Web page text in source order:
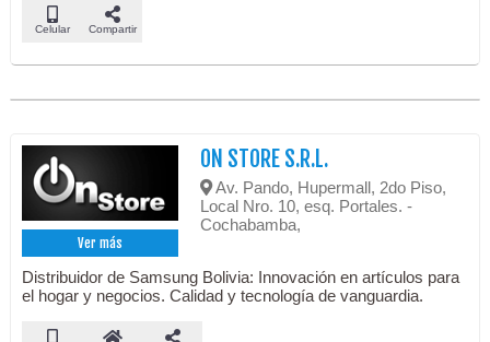
Celular Compartir
Ver más
ON STORE S.R.L.
Av. Pando, Hupermall, 2do Piso,
Local Nro. 10, esq. Portales. -
Cochabamba,
Distribuidor de Samsung Bolivia: Innovación en artículos para
el hogar y negocios. Calidad y tecnología de vanguardia.